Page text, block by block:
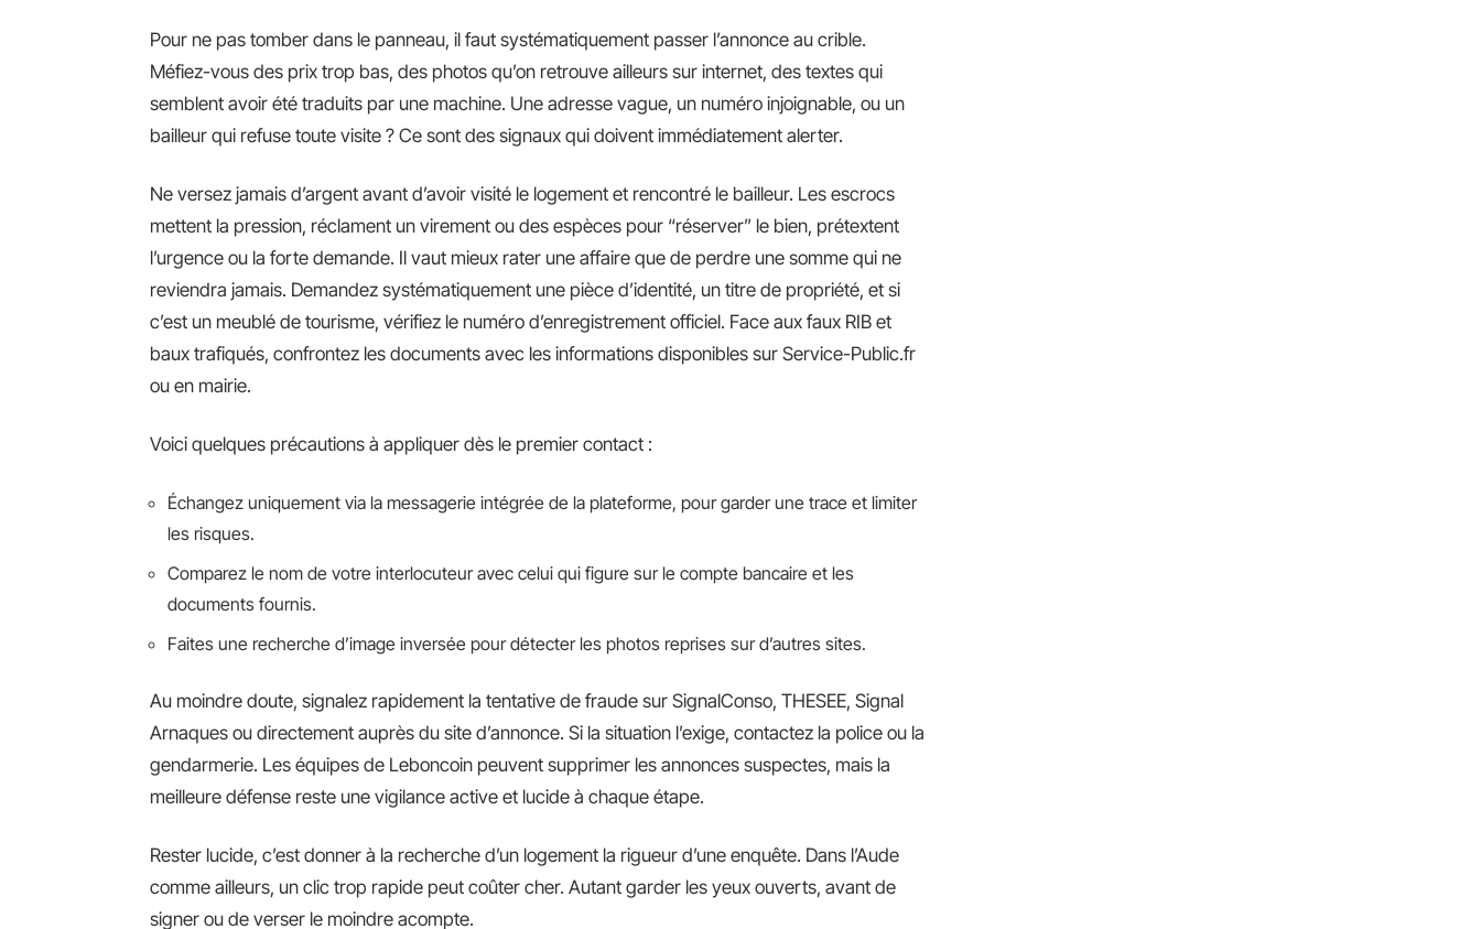
Pour ne pas tomber dans le panneau, il faut systématiquement passer l’annonce au crible.
Méfiez-vous des prix trop bas, des photos qu’on retrouve ailleurs sur internet, des textes qui
semblent avoir été traduits par une machine. Une adresse vague, un numéro injoignable, ou un
bailleur qui refuse toute visite ? Ce sont des signaux qui doivent immédiatement alerter.
Ne versez jamais d’argent avant d’avoir visité le logement et rencontré le bailleur. Les escrocs
mettent la pression, réclament un virement ou des espèces pour “réserver” le bien, prétextent
l’urgence ou la forte demande. Il vaut mieux rater une affaire que de perdre une somme qui ne
reviendra jamais. Demandez systématiquement une pièce d’identité, un titre de propriété, et si
c’est un meublé de tourisme, vérifiez le numéro d’enregistrement officiel. Face aux faux RIB et
baux trafiqués, confrontez les documents avec les informations disponibles sur Service-Public.fr
ou en mairie.
Voici quelques précautions à appliquer dès le premier contact :
Échangez uniquement via la messagerie intégrée de la plateforme, pour garder une trace et limiter
les risques.
Comparez le nom de votre interlocuteur avec celui qui figure sur le compte bancaire et les
documents fournis.
Faites une recherche d’image inversée pour détecter les photos reprises sur d’autres sites.
Au moindre doute, signalez rapidement la tentative de fraude sur SignalConso, THESEE, Signal
Arnaques ou directement auprès du site d’annonce. Si la situation l’exige, contactez la police ou la
gendarmerie. Les équipes de Leboncoin peuvent supprimer les annonces suspectes, mais la
meilleure défense reste une vigilance active et lucide à chaque étape.
Rester lucide, c’est donner à la recherche d’un logement la rigueur d’une enquête. Dans l’Aude
comme ailleurs, un clic trop rapide peut coûter cher. Autant garder les yeux ouverts, avant de
signer ou de verser le moindre acompte.